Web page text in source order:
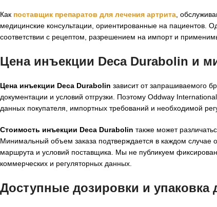
Как поставщик препаратов для лечения артрита ,
медицинские консультации, ориентированные на пациентов.
соответствии с рецептом, разрешением на импорт и
Цена инъекции Deca Durabolin и
Цена инъекции Deca Durabolin зависит от запрашиваемого
документации и условий отгрузки. Поэтому Oddway
данных покупателя, импортных требований и необходимой
Стоимость инъекции Deca Durabolin также может
Минимальный объем заказа подтверждается в каждом случае
маршрута и условий поставщика. Мы не публикуем
коммерческих и регуляторных данных.
Доступные дозировки и упаковка